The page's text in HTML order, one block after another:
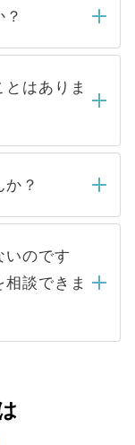
ルもしくは
ご連絡をせて
待ちくださ
ている求人の
ご覧いただ
公開求人は
公開してい
ある医療機
殺到する場
った人材の
ースが増え
はありま
切ありませ
をいただい
。内定先へ
ナーが行い
？
りませんの
からの登録
人情報は、
転職活動の
お預かりし
本人の許可
ての厳密な
に付与され
いのです
談できま
状況や紹介
ドバイスを